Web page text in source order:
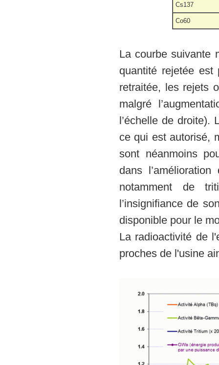
Cs137
Co60
La courbe suivante
quantité rejetée est
retraitée, les rejets
malgré
l’échelle de droite).
ce qui est autorisé,
sont néanmoins
dans
notamment de
l’insignifiance de
disponible pour le
La radioactivité de
proches de l'usine